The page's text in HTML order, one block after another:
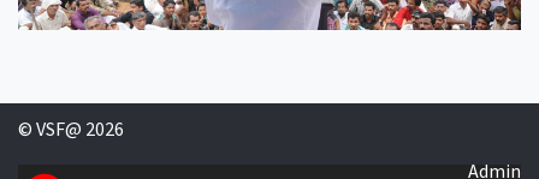
© VSF@ 2026
Admin